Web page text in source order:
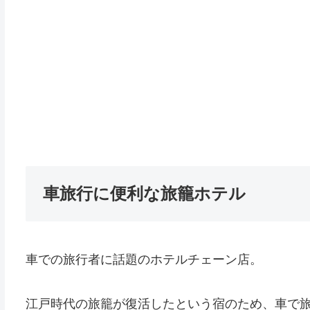
車旅行に便利な旅籠ホテル
車での旅行者に話題のホテルチェーン店。
江戸時代の旅籠が復活したという宿のため、車で